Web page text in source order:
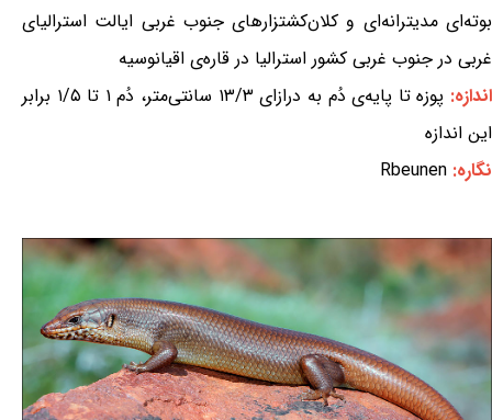
بوته‌ای مدیترانه‌ای و کلان‌کشتزارهای جنوب غربی ایالت استرالیای
غربی در جنوب غربی کشور استرالیا در قاره‌ی اقیانوسیه
اندازه:
پوزه تا پایه‌ی دُم به درازای ۱۳/۳ سانتی‌متر، دُم ۱ تا ۱/۵ برابر
این اندازه
نگاره: Rbeunen